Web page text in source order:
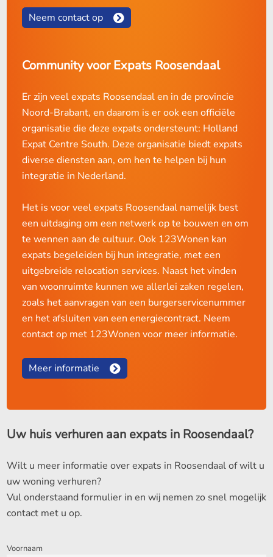
Neem contact op
Community voor Expats Roosendaal
Er zijn veel expats Roosendaal en in de provincie
Noord-Brabant, en daarom is er ook een officiële
organisatie die deze expats ondersteunt: Holland
Expat Centre South. Deze organisatie biedt expats
diverse diensten aan, om hen te helpen bij hun
integratie in Nederland.
Het is voor veel expats Roosendaal namelijk best
een uitdaging om een netwerk op te bouwen en om
te wennen aan de cultuur. Ook 123Wonen kan
expats begeleiden bij hun integratie, met een
uitgebreide relocation services. Naast het vinden
van woonruimte kunnen we allerlei zaken regelen,
zoals het aanvragen van een burgerservicenummer
en het afsluiten van een energiecontract. Neem
contact op met 123Wonen voor meer informatie.
Meer informatie
Uw huis verhuren aan expats in Roosendaal?
Wilt u meer informatie over expats in Roosendaal of wilt u
uw woning verhuren?
Vul onderstaand formulier in en wij nemen zo snel mogelijk
contact met u op.
Voornaam